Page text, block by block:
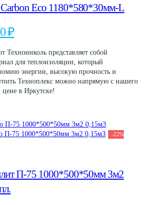
Carbon Eco 1180*580*30мм-L
₽Текущая
цена:
850 ₽.
Технониколь представляет собой
для теплоизоляции, который
энергии, высокую прочность и
Техноплекс можно напрямую с нашего
в Иркутске!
-22%
П-75 1000*500*50мм 3м2